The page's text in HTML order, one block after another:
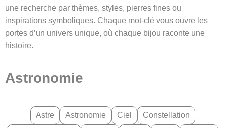
une recherche par thèmes, styles, pierres fines ou
inspirations symboliques. Chaque mot-clé vous ouvre les
portes d’un univers unique, où chaque bijou raconte une
histoire.
Astronomie
Astre Astronomie Ciel Constellation